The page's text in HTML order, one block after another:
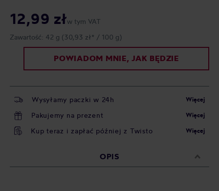
12,99 złw tym VAT
Zawartość: 42 g (30,93 zł* / 100 g)
POWIADOM MNIE, JAK BĘDZIE
Wysyłamy paczki w 24h Więcej
Pakujemy na prezent Więcej
Kup teraz i zapłać później z Twisto Więcej
OPIS